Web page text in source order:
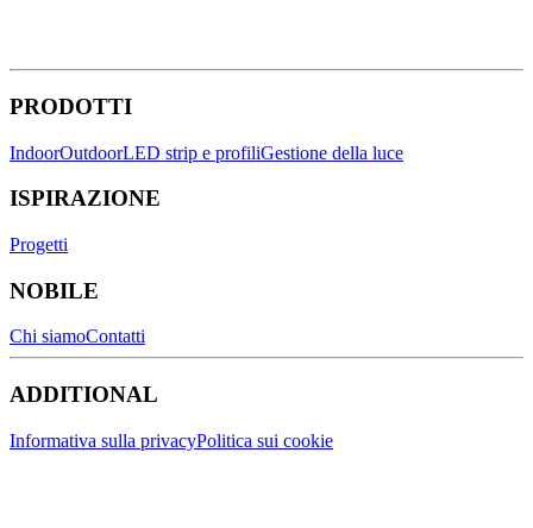
PRODOTTI
IndoorOutdoorLED strip e profiliGestione della luce
ISPIRAZIONE
Progetti
NOBILE
Chi siamoContatti
ADDITIONAL
Informativa sulla privacyPolitica sui cookie